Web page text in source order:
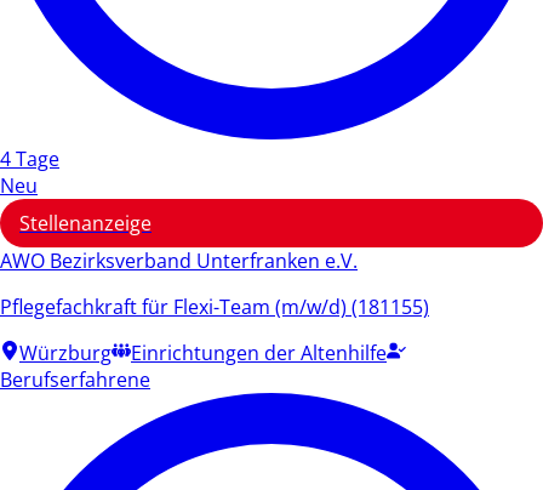
4 Tage
Neu
Stellenanzeige
AWO Bezirksverband Unterfranken e.V.
Pflegefachkraft für Flexi-Team (m/w/d) (181155)
Würzburg
Einrichtungen der Altenhilfe
Berufserfahrene